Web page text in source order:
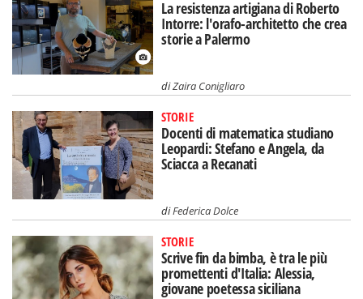
La resistenza artigiana di Roberto
Intorre: l'orafo-architetto che crea
storie a Palermo
diZaira Conigliaro
STORIE
Docenti di matematica studiano
Leopardi: Stefano e Angela, da
Sciacca a Recanati
diFederica Dolce
STORIE
Scrive fin da bimba, è tra le più
promettenti d'Italia: Alessia,
giovane poetessa siciliana